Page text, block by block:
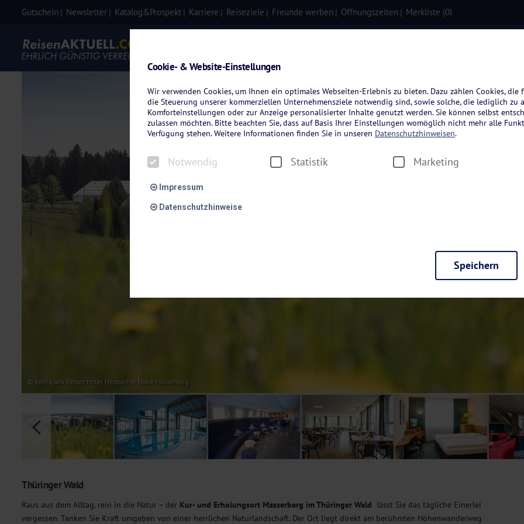
Gutschein Newsletter Katalog&Prospekt Karriere Reiseziele Freunde werben Öffnungszeiten Merkliste (0)
© Werrapark Resort Hotel Heubacher Höhe Masserberg
Thüringer Wald
Raus aus dem Alltag, rein in die Natur – der Kur- und Erholungsort Masserberg im Thüringer Wald lässt Sie das tägliche Einerlei
vergessen. Tanken Sie Kraft umgeben von einer herrlichen Naturlandschaft. Der Ort liegt direkt am berühmten Höhenwanderweg
Cookie- & Website-Einstellungen
Wir verwenden Cookies, um Ihnen ein optimales Webseiten-Erlebnis zu bieten. Dazu zählen Cookies,
die Steuerung unserer kommerziellen Unternehmensziele notwendig sind, sowie solche, die lediglich zu
Komforteinstellungen oder zur Anzeige personalisierter Inhalte genutzt werden. Sie können selbst
zulassen möchten. Bitte beachten Sie, dass auf Basis Ihrer Einstellungen womöglich nicht mehr alle
Verfügung stehen. Weitere Informationen finden Sie in unseren Datenschutzhinweisen.
Notwendig Statistik Marketing
Impressum
Datenschutzhinweise
Diese Cookies sind für den Betrieb der Seite unbedingt notwendig und ermöglichen beispielsweise
möchten, um Ihnen unsere Dienste bei einem erneuten Besuch unserer Seite schneller zur Verfügung zu
Marketing
Diese Cookies werden genutzt, um Ihnen personalisierte Inhalte, passend zu Ihren Interessen anzuzeigen.
Speichern